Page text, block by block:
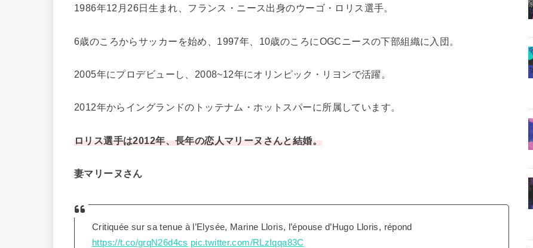
1986年12月26日生まれ、フランス・ニース出身のウーゴ・ロリス選手。
6歳のころからサッカーを始め、1997年、10歳のころにOGCニースの下部組織に入団。
2005年にプロデビューし、2008~12年にオリンピック・リヨンで活躍。
2012年からイングランドのトッテナム・ホットスパーに所属しています。
ロリス選手は2012年、長年の恋人マリーヌさんと結婚。
妻マリーヌさん
Critiquée sur sa tenue à l’Elysée, Marine Lloris, l’épouse d’Hugo Lloris, répond
https://t.co/grqN26d4cs pic.twitter.com/RLzIqqa83C